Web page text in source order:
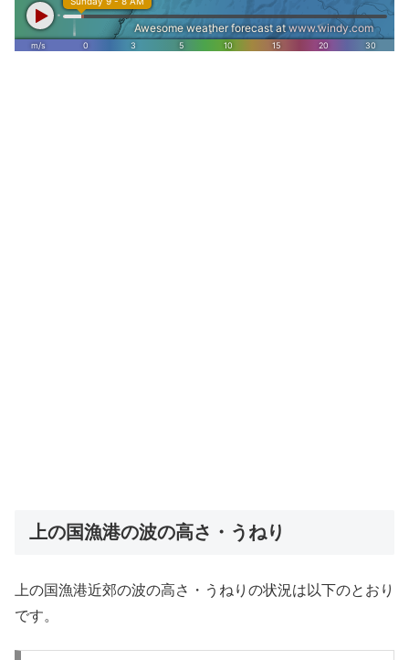
上の国漁港の波の高さ・うねり
上の国漁港近郊の波の高さ・うねりの状況は以下のとおり
です。